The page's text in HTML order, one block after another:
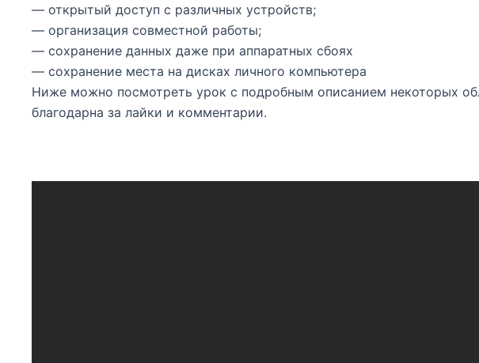
— открытый доступ с различных устройств;
— организация совместной работы;
— сохранение данных даже при аппаратных сбоях
— сохранение места на дисках личного компьютера
Ниже можно посмотреть урок с подробным описанием некоторых
благодарна за лайки и комментарии.